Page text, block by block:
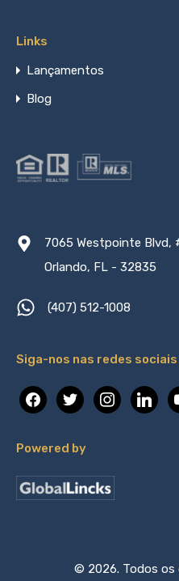
Links
Lançamentos
Blog
7065 Westpointe Blvd,
Orlando, FL - 32835
(407) 512-1008
Siga-nos nas redes sociais
facebooktwitterinstagramlinkedin
Powered by
© 2026. Todos os